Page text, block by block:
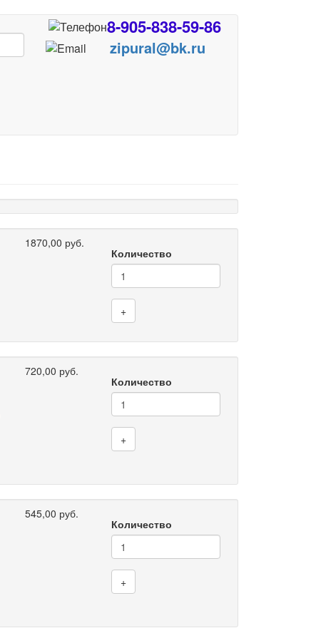
8-905-838-59-86
zipural@bk.ru
1870,00 руб.
Количество
+
720,00 руб.
Количество
+
545,00 руб.
Количество
+